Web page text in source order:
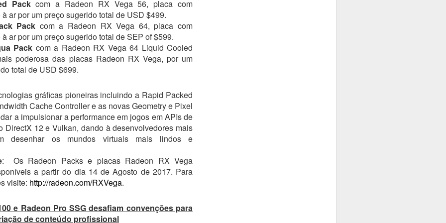
Packcom a Radeon RX Vega 56, placa com
à ar por um preço sugerido total de USD $499.
Pack com a Radeon RX Vega 64, placa com
ar por um preço sugerido total de SEP of $599.
Pack com a Radeon RX Vega 64 Liquid Cooled
poderosa das placas Radeon RX Vega, por um
total de USD $699.
gráficas pioneiras incluindo a Rapid Packed
Cache Controller e as novas Geometry e Pixel
a impulsionar a performance em jogos em APIs de
DirectX 12 e Vulkan, dando à desenvolvedores mais
desenhar os mundos virtuais mais lindos e
: Os Radeon Packs e placas Radeon RX Vega
a partir do dia 14 de Agosto de 2017. Para
visite: http://radeon.com/RXVega.
e Radeon Pro SSG desafiam convenções para
de conteúdo profissional
0 Adicionar um comentário